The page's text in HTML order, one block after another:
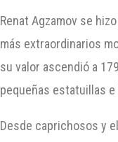
Renat Agzamov se
más extraordinarios
su valor ascendió a
pequeñas estatuillas
Desde caprichosos y